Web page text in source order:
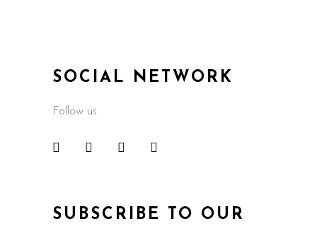
SOCIAL NETWORK
Follow us
SUBSCRIBE TO OUR